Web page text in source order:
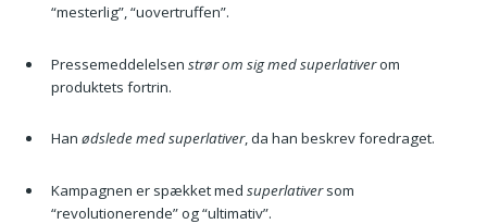
“mesterlig”, “uovertruffen”.
Pressemeddelelsen strør om sig med superlativerom
produktets fortrin.
Han ødslede med superlativer, da han beskrev foredraget.
Kampagnen er spækket med superlativersom
“revolutionerende” og “ultimativ”.